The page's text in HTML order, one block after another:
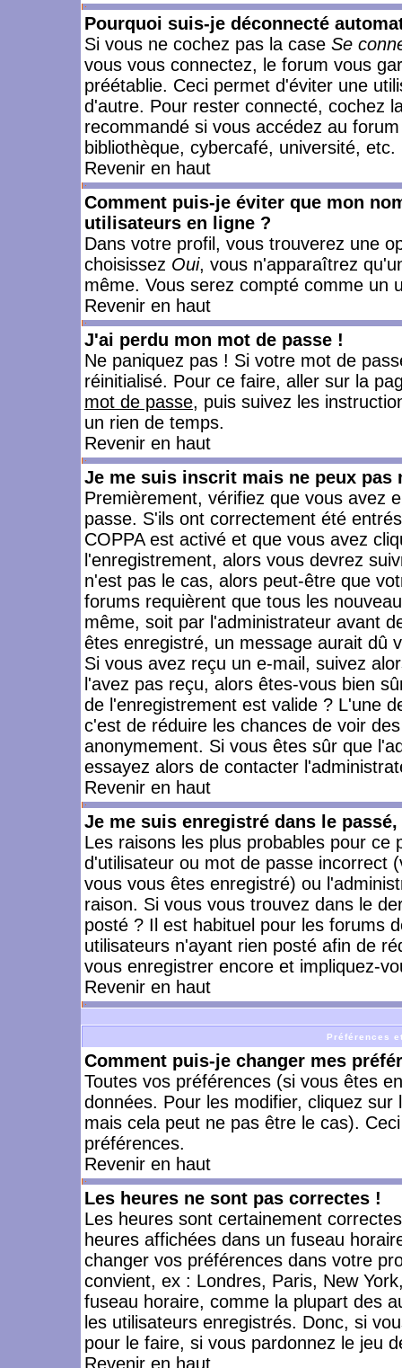
Pourquoi suis-je déconnecté
Si vous ne cochez pas la case Se
vous vous connectez, le forum vous
préétablie. Ceci permet d'éviter une
d'autre. Pour rester connecté, cochez
recommandé si vous accédez au
bibliothèque, cybercafé, université, etc.
Revenir en haut
Comment puis-je éviter que mon
utilisateurs en ligne ?
Dans votre profil, vous trouverez une
choisissez Oui, vous n'apparaîtrez
même. Vous serez compté comme un
Revenir en haut
J'ai perdu mon mot de passe !
Ne paniquez pas ! Si votre mot de
réinitialisé. Pour ce faire, aller sur la
mot de passe, puis suivez les
un rien de temps.
Revenir en haut
Je me suis inscrit mais ne peux pas
Premièrement, vérifiez que vous avez
passe. S'ils ont correctement été
COPPA est activé et que vous avez
l'enregistrement, alors vous devrez
n'est pas le cas, alors peut-être que
forums requièrent que tous les
même, soit par l'administrateur avant
êtes enregistré, un message aurait dû
Si vous avez reçu un e-mail, suivez
l'avez pas reçu, alors êtes-vous bien
de l'enregistrement est valide ? L'une
c'est de réduire les chances de voir
anonymement. Si vous êtes sûr que
essayez alors de contacter
Revenir en haut
Je me suis enregistré dans le
Les raisons les plus probables pour
d'utilisateur ou mot de passe incorrect
vous vous êtes enregistré) ou
raison. Si vous vous trouvez dans le
posté ? Il est habituel pour les forums
utilisateurs n'ayant rien posté afin de
vous enregistrer encore et impliquez-
Revenir en haut
Préférences
Comment puis-je changer mes
Toutes vos préférences (si vous êtes
données. Pour les modifier, cliquez sur
mais cela peut ne pas être le cas).
préférences.
Revenir en haut
Les heures ne sont pas correctes !
Les heures sont certainement
heures affichées dans un fuseau
changer vos préférences dans votre
convient, ex : Londres, Paris, New
fuseau horaire, comme la plupart des
les utilisateurs enregistrés. Donc, si
pour le faire, si vous pardonnez le jeu
Revenir en haut